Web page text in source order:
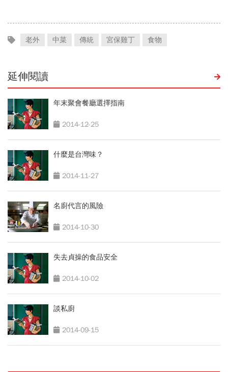
老外 中菜 傳統 宮保雞丁 食物
延伸閱讀
年末聚會餐廳選擇指南
2014-12-25
什麼是台灣味？
2014-11-27
名廚代言的風險
2014-10-30
失去貞操的食品安全
2014-10-02
談私廚
2014-09-15